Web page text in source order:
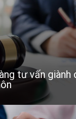
tư vấn giành